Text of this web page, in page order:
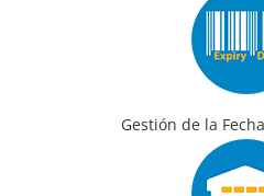
Gestión de la